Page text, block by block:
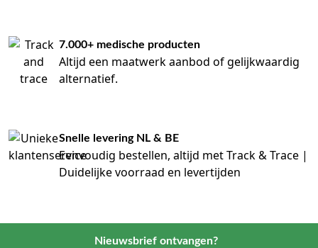
7.000+ medische producten
Altijd een maatwerk aanbod of gelijkwaardig
alternatief.
Snelle levering NL & BE
Eenvoudig bestellen, altijd met Track & Trace |
Duidelijke voorraad en levertijden
Nieuwsbrief ontvangen?